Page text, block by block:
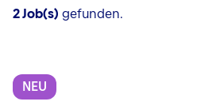
2 Job(s) gefunden.
NEU